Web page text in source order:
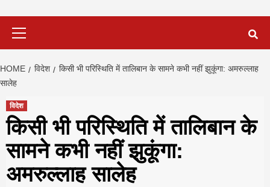
HOME विदेश
किसी भी परिस्थिति में तालिबान के सामने कभी नहीं झुकूंगा: अमरुल्लाह
सालेह
विदेश
किसी भी परिस्थिति में तालिबान के
सामने कभी नहीं झुकूंगा:
अमरुल्लाह सालेह